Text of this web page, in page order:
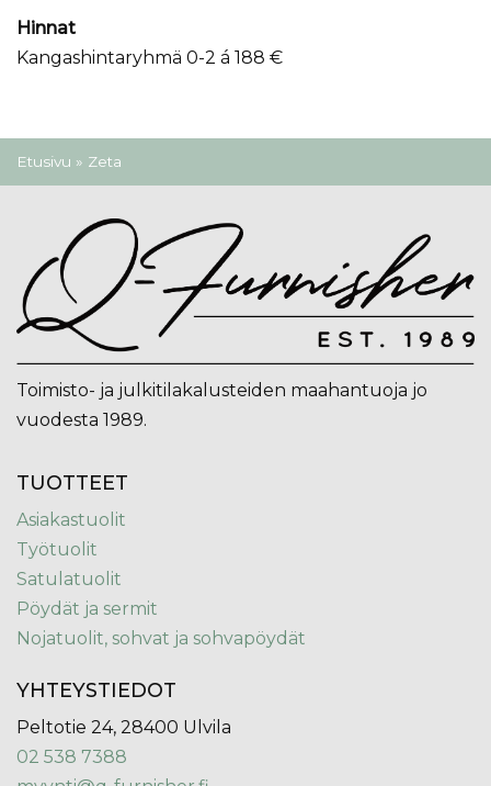
Hinnat
Kangashintaryhmä 0-2 á 188 €
Olet täällä
Etusivu » Zeta
Toimisto- ja julkitilakalusteiden maahantuoja jo
vuodesta 1989.
TUOTTEET
Asiakastuolit
Työtuolit
Satulatuolit
Pöydät ja sermit
Nojatuolit, sohvat ja sohvapöydät
YHTEYSTIEDOT
Peltotie 24, 28400 Ulvila
02 538 7388